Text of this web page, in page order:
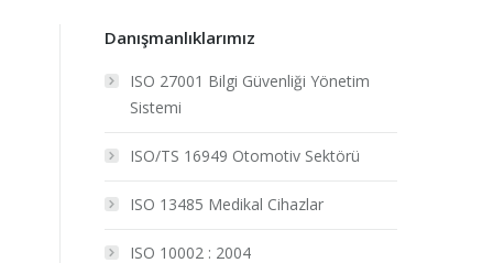
Danışmanlıklarımız
ISO 27001 Bilgi Güvenliği Yönetim
Sistemi
ISO/TS 16949 Otomotiv Sektörü
ISO 13485 Medikal Cihazlar
ISO 10002 : 2004